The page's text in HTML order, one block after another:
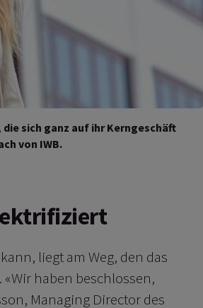
sich ganz auf ihr Kerngeschäft
von IWB.
liegt am Weg, den das
haben beschlossen,
Managing Director des